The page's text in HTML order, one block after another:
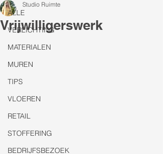
ALLE
VERLICHTING
MATERIALEN
MUREN
TIPS
VLOEREN
RETAIL
STOFFERING
BEDRIJFSBEZOEK
Vrijwilligerswerk
Studio Ruimte